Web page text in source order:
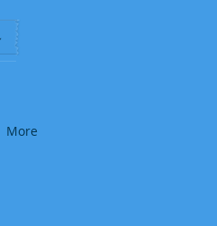
More